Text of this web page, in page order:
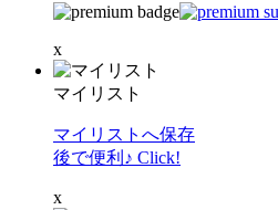
x
マイリスト
マイリストへ保存
後で便利♪ Click!
x